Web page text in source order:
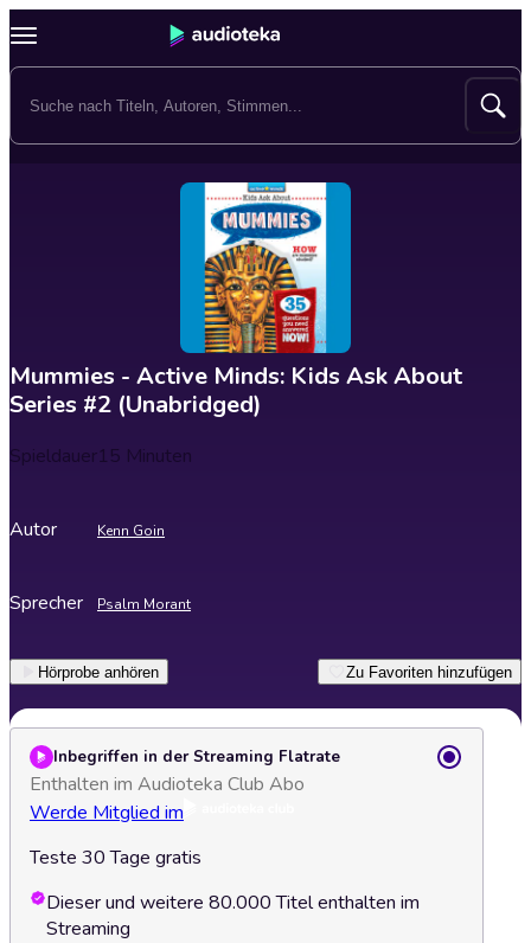
Mummies - Active Minds: Kids Ask About
Series #2 (Unabridged)
Spieldauer15 Minuten
Autor Kenn Goin
Sprecher Psalm Morant
Hörprobe anhören Zu Favoriten hinzufügen
Inbegriffen in der Streaming Flatrate
Enthalten im Audioteka Club Abo
Werde Mitglied im
Teste 30 Tage gratis
Dieser und weitere 80.000 Titel enthalten im
Streaming